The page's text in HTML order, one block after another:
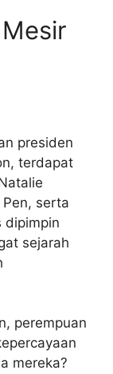
presiden
terdapat
serta
dipimpin
sejarah
perempuan
mereka?